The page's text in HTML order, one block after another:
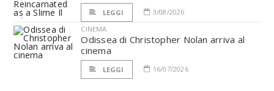
LEGGI
3/08/2026
CINEMA
Odissea di Christopher Nolan arriva al
cinema
LEGGI 16/07/2026